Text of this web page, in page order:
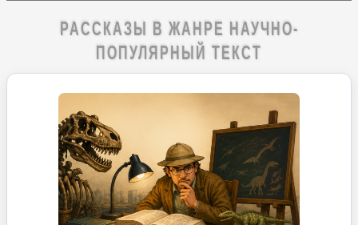
РАССКАЗЫ В ЖАНРЕ НАУЧНО-
ПОПУЛЯРНЫЙ ТЕКСТ